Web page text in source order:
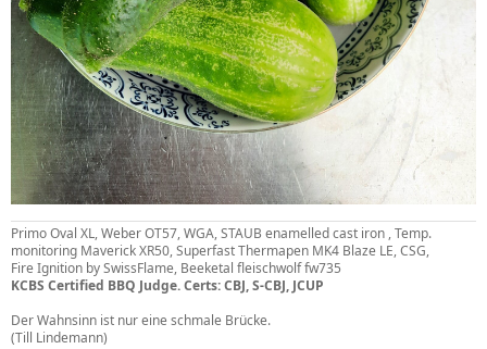
Primo Oval XL, Weber OT57, WGA, STAUB enamelled cast iron , Temp.
monitoring Maverick XR50, Superfast Thermapen MK4 Blaze LE, CSG,
Fire Ignition by SwissFlame, Beeketal fleischwolf fw735
KCBS Certified BBQ Judge. Certs: CBJ, S-CBJ, JCUP
Der Wahnsinn ist nur eine schmale Brücke.
(Till Lindemann)